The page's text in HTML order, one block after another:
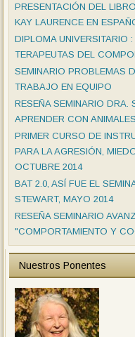
PRESENTACIÓN DEL
KAY LAURENCE EN
DIPLOMA UNIVERSITARIO
TERAPEUTAS DEL
SEMINARIO PROBLEMAS
TRABAJO EN EQUIPO
RESEÑA SEMINARIO DRA.
APRENDER CON
PRIMER CURSO DE
PARA LA AGRESIÓN,
OCTUBRE 2014
BAT 2.0, ASÍ FUE EL
STEWART, MAYO 2014
RESEÑA SEMINARIO
"COMPORTAMIENTO Y
Nuestros Ponentes